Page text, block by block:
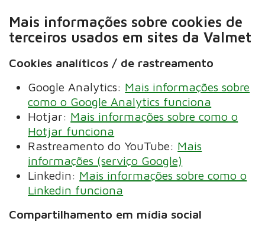
Mais informações sobre cookies de
terceiros usados em sites da Valmet
Cookies analíticos / de rastreamento
Google Analytics: Mais informações sobre
como o Google Analytics funciona
Hotjar: Mais informações sobre como o
Hotjar funciona
Rastreamento do YouTube: Mais
informações (serviço Google)
Linkedin: Mais informações sobre como o
Linkedin funciona
Compartilhamento em mídia social